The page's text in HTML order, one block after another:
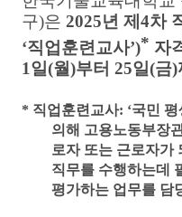
구)은 2025년 제 4차
‘직업훈련교사’)* 자
1일(월)부터 25일(금)
* 직업훈련교사: ‘국민 평
의해 고용노동부장
로자 또는 근로자가
직무를 수행하는데
평가하는 업무를 담